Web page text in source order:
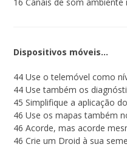
Dispositivos móveis…
44 Use o telemóvel como
44 Use também os
45 Simplifique a aplicação
46 Use os mapas também
46 Acorde, mas acorde
46 Crie um Droid à sua